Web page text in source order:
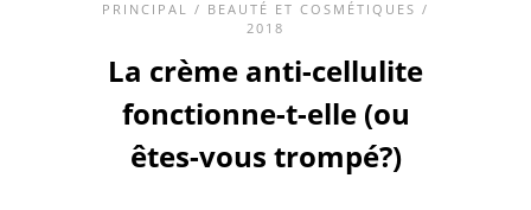
PRINCIPAL / BEAUTÉ ET COSMÉTIQUES /
2018
La crème anti-cellulite
fonctionne-t-elle (ou
êtes-vous trompé?)